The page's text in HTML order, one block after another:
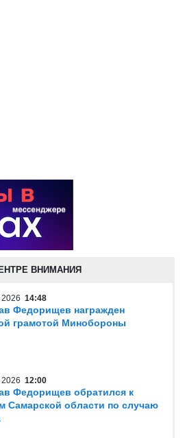
ВНИМАНИЯ
2026 14:48
Федорищев награжден
грамотой Минобороны
2026 12:00
Федорищев обратился к
Самарской области по случаю